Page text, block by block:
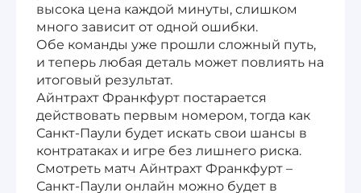
высока цена каждой минуты, слишком
много зависит от одной ошибки.
Обе команды уже прошли сложный путь,
и теперь любая деталь может повлиять на
итоговый результат.
Айнтрахт Франкфурт постарается
действовать первым номером, тогда как
Санкт-Паули будет искать свои шансы в
контратаках и игре без лишнего риска.
Смотреть матч Айнтрахт Франкфурт –
Санкт-Паули онлайн можно будет в